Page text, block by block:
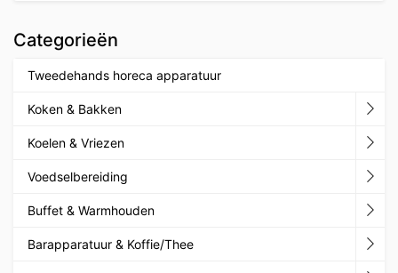
Categorieën
Tweedehands horeca apparatuur
Koken & Bakken
Koelen & Vriezen
Voedselbereiding
Buffet & Warmhouden
Barapparatuur & Koffie/Thee